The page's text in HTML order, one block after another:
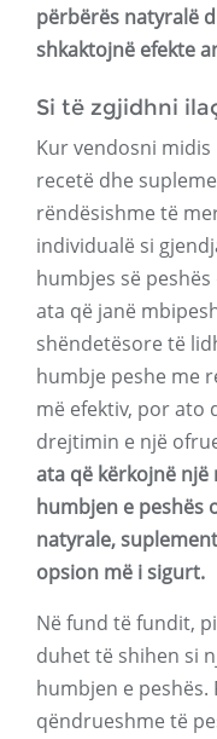
përbërës natyralë
shkaktojnë efekte
Si të zgjidhni
Kur vendosni
recetë dhe
rëndësishme të
individualë si
humbjes së
ata që janë
shëndetësore të
humbje peshe me
më efektiv, por ato
drejtimin e një
ata që kërkojnë
humbjen e peshës
natyrale,
opsion më i sigurt.
Në fund të fundit,
duhet të shihen si
humbjen e
qëndrueshme të